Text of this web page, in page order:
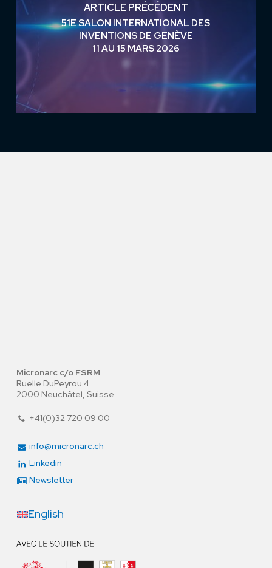
ARTICLE PRÉCÉDENT
51E SALON INTERNATIONAL DES
INVENTIONS DE GENÈVE
11 AU 15 MARS 2026
Micronarc c/o FSRM
Ruelle DuPeyrou 4
2000 Neuchâtel, Suisse
+41(0)32 720 09 00
info@micronarc.ch
Linkedin
Newsletter
English